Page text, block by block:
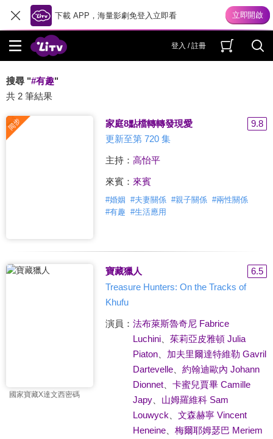
下載 APP，海量影劇免登入立即看
登入 / 註冊
搜尋 "#有趣"
共 2 筆結果
家庭8點檔轉轉發現愛
9.8
更新至第 720 集
主持： 高怡平
來賓： 來賓
#婚姻 #夫妻關係 #親子關係 #兩性關係
#有趣 #生活應用
國家寶藏X達文西密碼
寶藏獵人
6.5
Treasure Hunters: On the Tracks of
Khufu
演員： 法布萊斯魯奇尼 Fabrice
Luchini、 茱莉亞皮雅頓 Julia
Piaton、 加夫里爾達特維勒 Gavril
Dartevelle、 約翰迪歐內 Johann
Dionnet、 卡蜜兒賈畢 Camille
Japy、 山姆羅維科 Sam
Louwyck
文森赫寧 Vincent
Heneine、 梅爾耶姆瑟巴 Meriem